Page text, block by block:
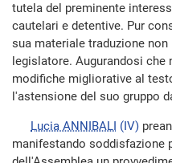
tutela del preminente
cautelari e detentive. Pur
sua materiale traduzione
legislatore. Augurandosi
modifiche migliorative al
l'astensione del suo gruppo
Lucia ANNIBALI (IV)
manifestando soddisfazione